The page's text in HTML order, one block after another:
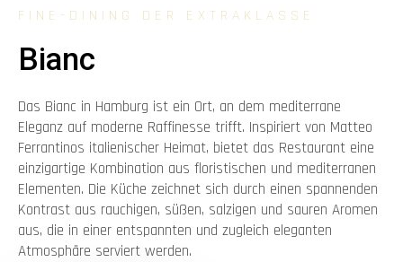
FINE-DINING DER EXTRAKLASSE
Bianc
Das Bianc in Hamburg ist ein Ort, an dem mediterrane
Eleganz auf moderne Raffinesse trifft. Inspiriert von Matteo
Ferrantinos italienischer Heimat, bietet das Restaurant eine
einzigartige Kombination aus floristischen und mediterranen
Elementen. Die Küche zeichnet sich durch einen spannenden
Kontrast aus rauchigen, süßen, salzigen und sauren Aromen
aus, die in einer entspannten und zugleich eleganten
Atmosphäre serviert werden.